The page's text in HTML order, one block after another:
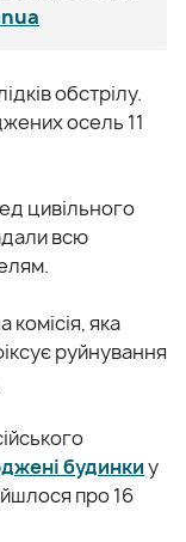
обстрілу.
осель 11
цивільного
всю
комісія, яка
руйнування
будинкиу
йшлося про 16